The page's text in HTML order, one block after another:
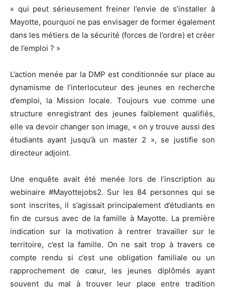
« qui peut sérieusement freiner l’envie de s’installer à
Mayotte, pourquoi ne pas envisager de former également
dans les métiers de la sécurité (forces de l’ordre) et créer
de l’emploi ? »
L’action menée par la DMP est conditionnée sur place au
dynamisme de l’interlocuteur des jeunes en recherche
d’emploi, la Mission locale. Toujours vue comme une
structure enregistrant des jeunes faiblement qualifiés,
elle va devoir changer son image, « on y trouve aussi des
étudiants ayant jusqu’à un master 2 », se justifie son
directeur adjoint.
Une enquête avait été menée lors de l’inscription au
webinaire #Mayottejobs2. Sur les 84 personnes qui se
sont inscrites, il s’agissait principalement d’étudiants en
fin de cursus avec de la famille à Mayotte. La première
indication sur la motivation à rentrer travailler sur le
territoire, c’est la famille. On ne sait trop à travers ce
compte rendu si c’est une obligation familiale ou un
rapprochement de cœur, les jeunes diplômés ayant
souvent du mal à trouver leur place entre tradition